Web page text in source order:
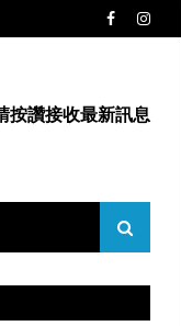
按讚接收最新訊息